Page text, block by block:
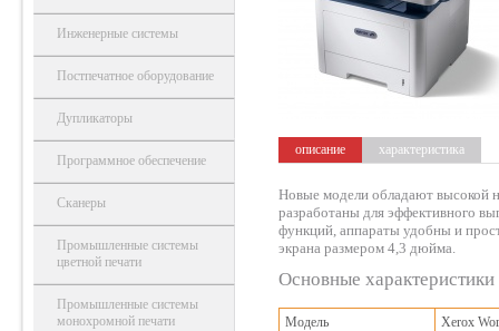
Инженерные системы
Постпечатное оборудование
Дупликаторы
Программное обеспечение
Сканеры
Промышленные системы
цветной печати
Промышленные системы
монохромной печати
описание характеристика
Новые модели обладают высокой
разработаны для эффективного
функций, аппараты удобны и
экрана размером 4,3 дюйма.
Основные характеристики
Модель
Xerox